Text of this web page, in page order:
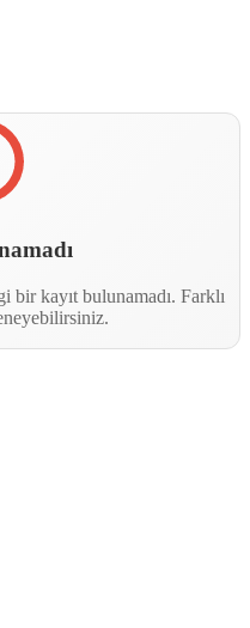
kayıt bulunamadı. Farklı